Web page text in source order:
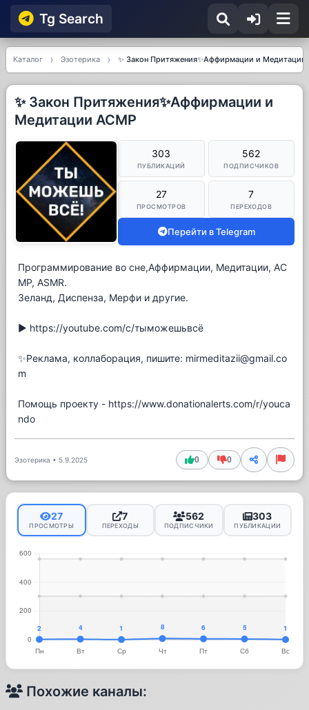
Tg Searсh
Каталог Эзотерика ✨ Закон Притяжения✨Аффирмации и
✨ Закон Притяжения✨Аффирмации и
Медитации АСМР
303
ПУБЛИКАЦИЙ
562
ПОДПИСЧИКОВ
27
ПРОСМОТРОВ
7
ПЕРЕХОДОВ
Перейти в Telegram
Программирование во сне,Аффирмации, Медитации, АС
МР, ASMR.
Зеланд, Диспенза, Мерфи и другие.
▶️ https://youtube.com/c/тыможешьвсё
✨Реклама, коллаборация, пишите: mirmeditazii@gmail.co
m
Помощь проекту - https://www.donationalerts.com/r/youca
ndo
Эзотерика • 5.9.2025 0 0
27
ПРОСМОТРЫ
7
ПЕРЕХОДЫ
562
ПОДПИСЧИКИ
303
ПУБЛИКАЦИИ
Похожие каналы: